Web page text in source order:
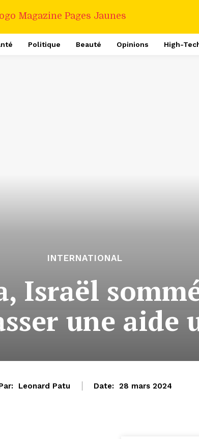
Politique Beauté Opinions High-
INTERNATIONAL
Israël
une aide
Leonard Patu Date: 28 mars 2024